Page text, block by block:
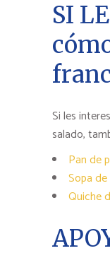
SI
Si les
salado,
Pan de
Sopa de
Quiche